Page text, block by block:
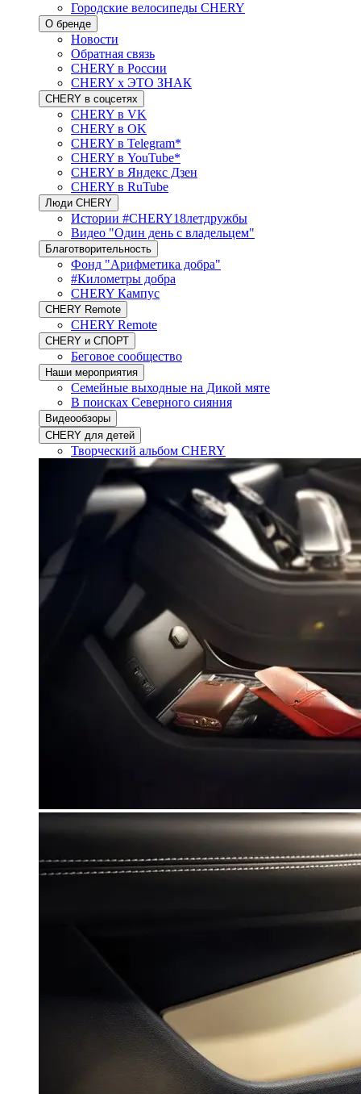
Городские велосипеды CHERY
О бренде
Новости
Обратная связь
CHERY в России
CHERY x ЭТО ЗНАК
CHERY в соцсетях
CHERY в VK
CHERY в OK
CHERY в Telegram*
CHERY в YouTube*
CHERY в Яндекс Дзен
CHERY в RuTube
Люди CHERY
Истории #CHERY18летдружбы
Видео "Один день с владельцем"
Благотворительность
Фонд "Арифметика добра"
#Километры добра
CHERY Кампус
CHERY Remote
CHERY Remote
CHERY и СПОРТ
Беговое сообщество
Наши мероприятия
Семейные выходные на Дикой мяте
В поисках Северного сияния
Видеообзоры
CHERY для детей
Творческий альбом CHERY